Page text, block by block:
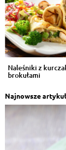
Halina
często
Naleśniki z
brokułami
Najnowsze